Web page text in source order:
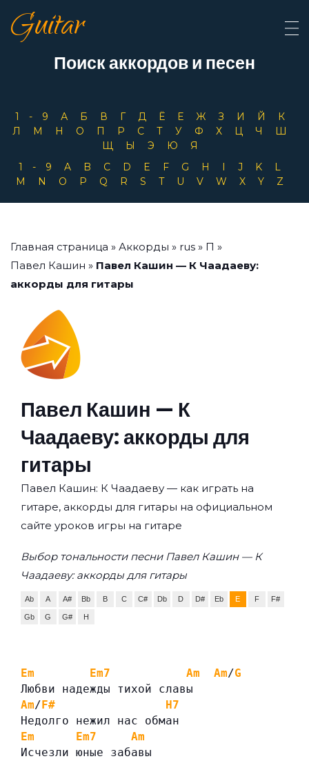
Guitar
Поиск аккордов и песен
1-9 А Б В Г Д Ё Е Ж З И Й
К
Л
М Н О П Р С Т У Ф Х Ц Ч
Ш
Щ
Ы Э Ю
Я
1-9
A B C D E F G H I J K
L
M
N O P Q R S T U V W X Y Z
Главная страница » Аккорды » rus » П »
Павел Кашин » Павел Кашин — К Чаадаеву:
аккорды для гитары
Павел Кашин — К
Чаадаеву: аккорды для
гитары
Павел Кашин: К Чаадаеву — как играть на
гитаре, аккорды для гитары на официальном
сайте уроков игры на гитаре
Выбор тональности песни Павел Кашин — К
Чаадаеву: аккорды для гитары
Ab A A# Bb B C C# Db D D# Eb E F F#
Gb G G# H
Em Em7 Am Am/G
Любви надежды тихой славы
Am/F#
H7
Недолго нежил нас обман
Em
Em7
Am
Исчезли юные забавы